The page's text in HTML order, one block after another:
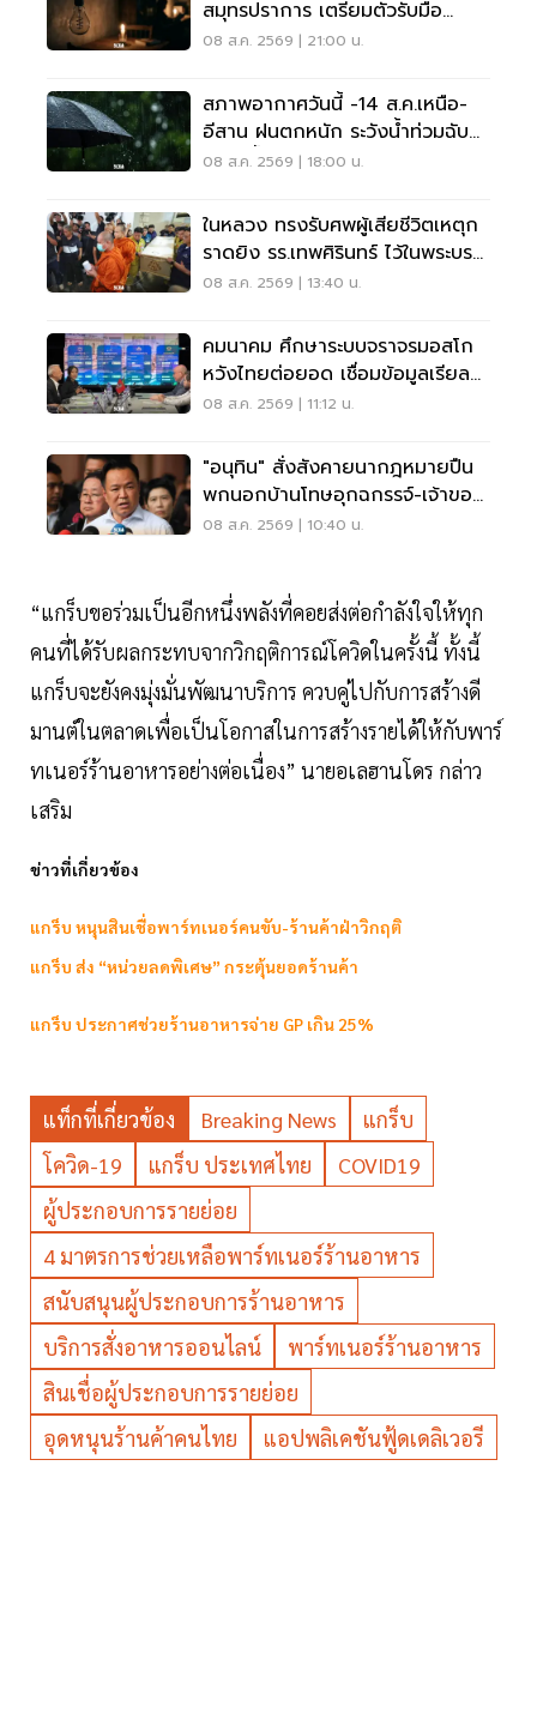
สมุทรปราการ เตรียมตัวรับมือ
'ไฟฟ้าดับ' หลายจุด
08 ส.ค. 2569 | 21:00 น.
สภาพอากาศวันนี้ -14 ส.ค.เหนือ-
อีสาน ฝนตกหนัก ระวังน้ำท่วมฉับ
พลัน น้ำป่าไหลหลาก
08 ส.ค. 2569 | 18:00 น.
ในหลวง ทรงรับศพผู้เสียชีวิตเหตุก
ราดยิง รร.เทพศิรินทร์ ไว้ในพระบรม
ราชานุเคราะห์
08 ส.ค. 2569 | 13:40 น.
คมนาคม ศึกษาระบบจราจรมอสโก
หวังไทยต่อยอด เชื่อมข้อมูลเรียล
ไทม์ แก้รถติด
08 ส.ค. 2569 | 11:12 น.
"อนุทิน" สั่งสังคายนากฎหมายปืน
พกนอกบ้านโทษอุกฉกรรจ์-เจ้าของ
โดนหนัก
08 ส.ค. 2569 | 10:40 น.
“แกร็บขอร่วมเป็นอีกหนึ่งพลังที่คอยส่งต่อกำลังใจให้ทุก
คนที่ได้รับผลกระทบจากวิกฤติการณ์โควิดในครั้งนี้ ทั้งนี้
แกร็บจะยังคงมุ่งมั่นพัฒนาบริการ ควบคู่ไปกับการสร้างดี
มานต์ในตลาดเพื่อเป็นโอกาสในการสร้างรายได้ให้กับพาร์
ทเนอร์ร้านอาหารอย่างต่อเนื่อง” นายอเลฮานโดร กล่าว
เสริม
ข่าวที่เกี่ยวข้อง
แกร็บ หนุนสินเชื่อพาร์ทเนอร์คนขับ-ร้านค้าฝ่าวิกฤติ
แกร็บ ส่ง “หน่วยลดพิเศษ” กระตุ้นยอดร้านค้า
แกร็บ ประกาศช่วยร้านอาหารจ่าย GP เกิน 25%
แท็กที่เกี่ยวข้อง Breaking News
แกร็บ
โควิด-19
แกร็บ ประเทศไทย
COVID19
ผู้ประกอบการรายย่อย
4 มาตรการช่วยเหลือพาร์ทเนอร์ร้านอาหาร
สนับสนุนผู้ประกอบการร้านอาหาร
บริการสั่งอาหารออนไลน์
พาร์ทเนอร์ร้านอาหาร
สินเชื่อผู้ประกอบการรายย่อย
อุดหนุนร้านค้าคนไทย
แอปพลิเคชันฟู้ดเดลิเวอรี